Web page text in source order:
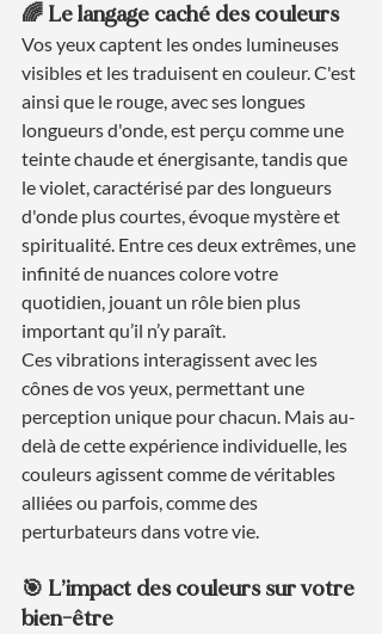
🌈 Le langage caché des couleurs
Vos yeux captent les ondes lumineuses
visibles et les traduisent en couleur. C'est
ainsi que le rouge, avec ses longues
longueurs d'onde, est perçu comme une
teinte chaude et énergisante, tandis que
le violet, caractérisé par des longueurs
d'onde plus courtes, évoque mystère et
spiritualité. Entre ces deux extrêmes, une
infinité de nuances colore votre
quotidien, jouant un rôle bien plus
important qu’il n’y paraît.
Ces vibrations interagissent avec les
cônes de vos yeux, permettant une
perception unique pour chacun. Mais au-
delà de cette expérience individuelle, les
couleurs agissent comme de véritables
alliées ou parfois, comme des
perturbateurs dans votre vie.
🎯 L’impact des couleurs sur votre
bien-être